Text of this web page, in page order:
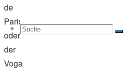
Suche
Suchen
de
Paris
oder
der
Voga